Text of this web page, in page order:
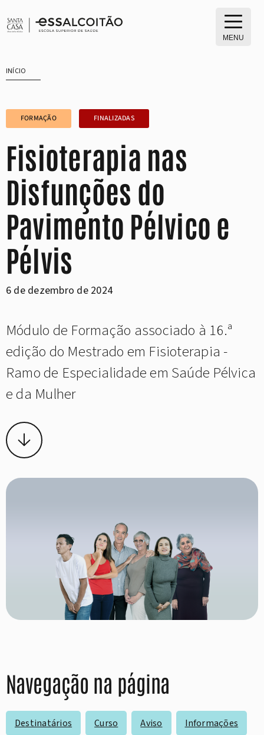
para
MENU
INÍCIO
FORMAÇÃO FINALIZADAS
Fisioterapia nas
Disfunções do
Pavimento Pélvico e
Pélvis
6 de dezembro de 2024
Módulo de Formação associado à 16.ª
edição do Mestrado em Fisioterapia -
Ramo de Especialidade em Saúde Pélvica
e da Mulher
Navegação na página
Destinatários Curso Aviso
Informações